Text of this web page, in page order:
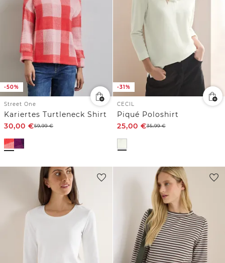
-50%
Street One
Kariertes Turtleneck Shirt
30,00 €59,99€
-31%
CECIL
Piqué Poloshirt
25,00 €35,99€